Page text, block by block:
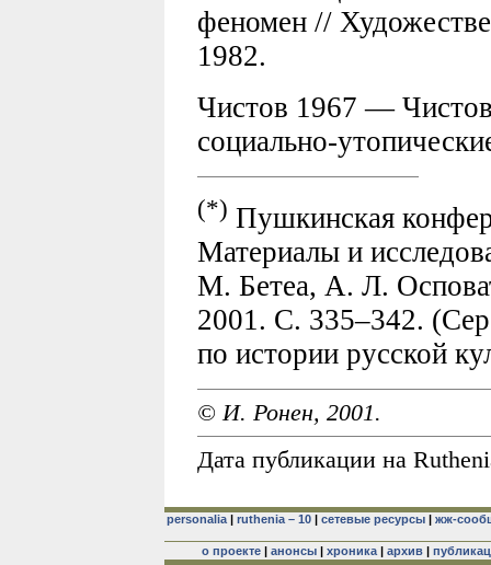
феномен //
1982.
Чистов 1967 —
социально-
(*) Пушкинская
Материалы и
М. Бетеа, А. Л.
2001. С. 335–342.
по истории русской
© И. Ронен, 2001.
Дата публикации на
personalia| ruthenia – 10| сетевые ресурсы| жж-
о проекте| анонсы| хроника| архив|